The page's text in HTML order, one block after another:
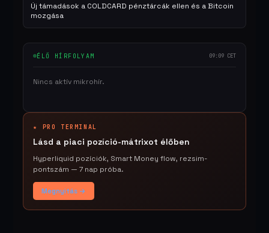
Új támadások a COLDCARD pénztárcák ellen és a Bitcoin
mozgása
ÉLŐ HÍRFOLYAM 09:09 CET
Nincs aktív mikrohír.
★ PRO TERMINAL
Lásd a piaci pozíció-mátrixot élőben
Hyperliquid pozíciók, Smart Money flow, rezsim-
pontszám — 7 nap próba.
Megnyitás →